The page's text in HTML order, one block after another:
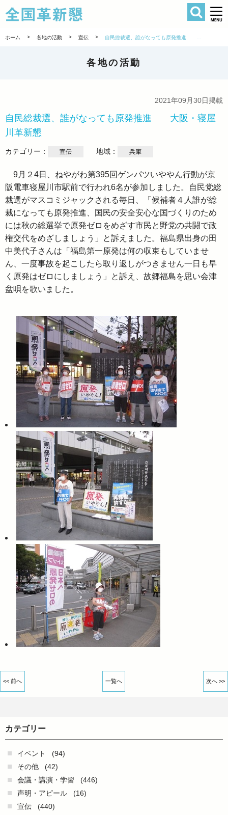
全国革新懇
検索
ホーム > 各地の活動 > 宣伝 >
各地の活動
2021年09月30日掲載
自民総裁選、誰がなっても原発推進 大阪・寝屋
川革新懇
カテゴリー： 宣伝 地域： 兵庫
9月２4日、ねやがわ第395回ゲンパツいややん行動が京
阪電車寝屋川市駅前で行われ6名が参加しました。自民党総
裁選がマスコミジャックされる毎日、「候補者４人誰が総
裁になっても原発推進、国民の安全安心な国づくりのため
には秋の総選挙で原発ゼロをめざす市民と野党の共闘で政
権交代をめざしましょう」と訴えました。福島県出身の田
中美代子さんは「福島第一原発は何の収束もしていませ
ん、一度事故を起こしたら取り返しがつきません一日も早
く原発はゼロにしましょう」と訴え、故郷福島を思い会津
盆唄を歌いました。
<< 前へ 一覧へ 次へ >>
カテゴリー
イベント
(94)
その他
(42)
会議・講演・学習
(446)
声明・アピール
(16)
宣伝
(440)